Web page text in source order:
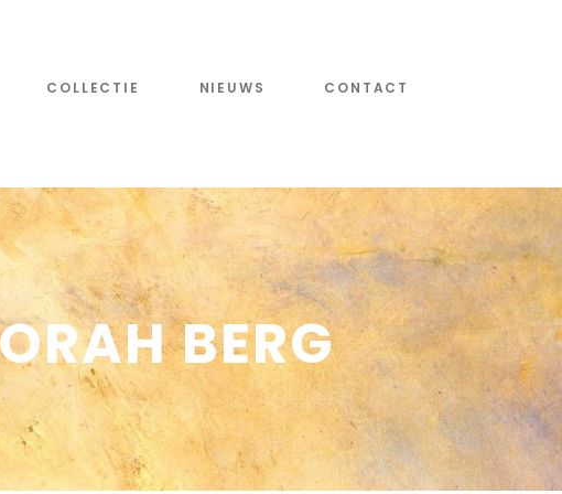
COLLECTIE NIEUWS CONTACT
BERG